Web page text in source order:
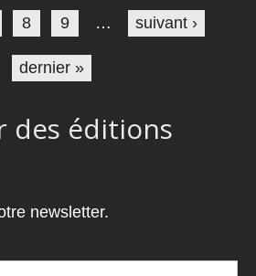
8 9 … suivant ›
dernier »
des éditions
newsletter.